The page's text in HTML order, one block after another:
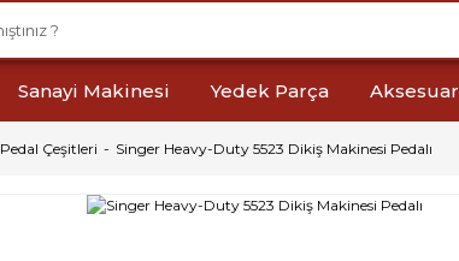
Sanayi Makinesi Yedek Parça Aksesuar
Pedal Çeşitleri Singer Heavy-Duty 5523 Dikiş Makinesi Pedalı